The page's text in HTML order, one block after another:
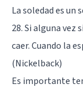
La soledad es un
28. Si alguna vez
caer. Cuando la
(Nickelback)
Es importante